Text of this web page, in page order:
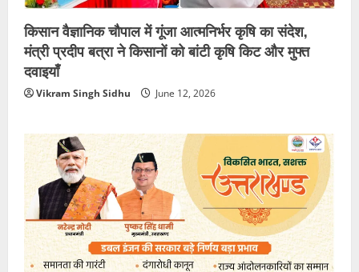
किसान वैज्ञानिक चौपाल में गूंजा आत्मनिर्भर कृषि का संदेश,
मंत्री प्रदीप बत्रा ने किसानों को बांटी कृषि किट और मुफ्त
दवाइयाँ
Vikram Singh Sidhu June 12, 2026